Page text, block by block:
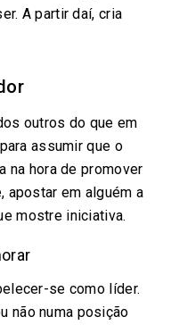
A partir daí, cria
outros do que em
assumir que o
na hora de promover
apostar em alguém a
mostre iniciativa.
se como líder.
não numa posição